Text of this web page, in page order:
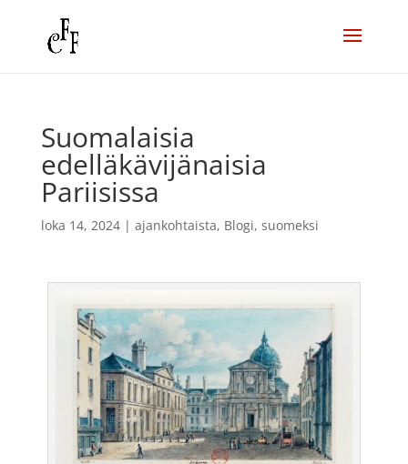
Suomalaisia
edelläkävijänaisia
Pariisissa
loka 14, 2024| ajankohtaista, Blogi, suomeksi